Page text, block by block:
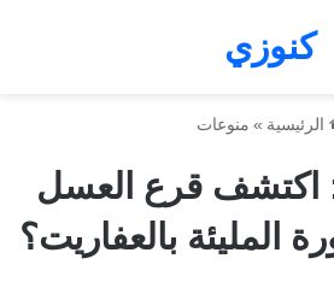
كنوزي
الرئيسية » منوعات
اكتشف قرع العسل
المليئة بالعفاريت؟